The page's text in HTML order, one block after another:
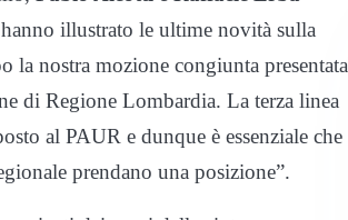
illustrato le ultime novità sulla
la nostra mozione congiunta presentata
di Regione Lombardia. La terza linea
al PAUR e dunque è essenziale che
prendano una posizione”.